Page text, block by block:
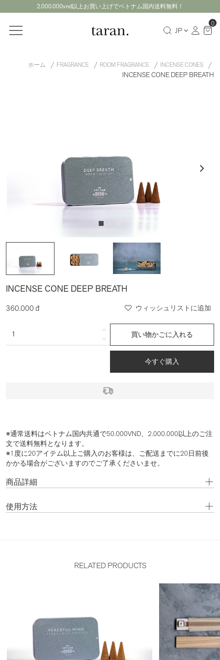
2.000.000vnd以上お買い上げでベトナム国内送料無料！
JP
0
ホーム FRAGRANCE ROOM FRAGRANCE INCENSE CONES
INCENSE CONE DEEP BREATH
INCENSE CONE DEEP BREATH
360.000 đ ウィッシュリストに追加
買い物かごに入れる
今すぐ購入
※通常送料はベトナム国内共通で50.000VND、2.000.000以上のご注
文で送料無料となります。
※1度に20アイテム以上ご購入のお客様は、ご配送までに20日前後
かかる場合がございますのでご了承くださいませ。
商品詳細
使用方法
RELATED PRODUCTS